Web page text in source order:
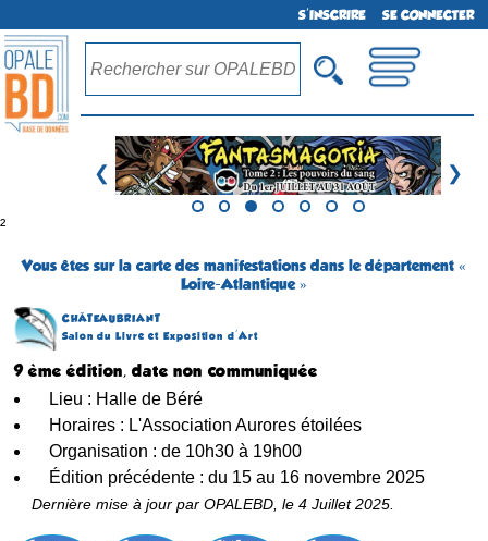
S'INSCRIRE SE CONNECTER
❮ ❯
²
Vous êtes sur la carte des manifestations dans le département «
Loire-Atlantique »
CHÂTEAUBRIANT
Salon du Livre et Exposition d'Art
9 ème édition, date non communiquée
Lieu : Halle de Béré
Horaires : L'Association Aurores étoilées
Organisation : de 10h30 à 19h00
Édition précédente : du 15 au 16 novembre 2025
Dernière mise à jour par OPALEBD, le 4 Juillet 2025.